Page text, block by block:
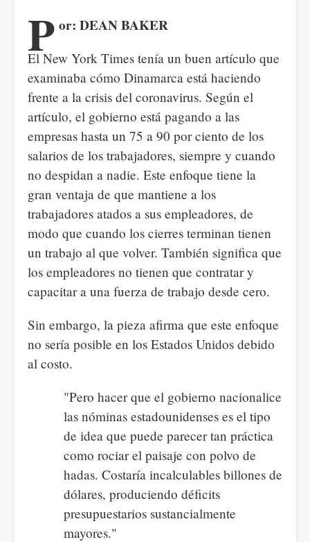
P or: DEAN BAKER
El New York Times tenía un buen artículo que
examinaba cómo Dinamarca está haciendo
frente a la crisis del coronavirus. Según el
artículo, el gobierno está pagando a las
empresas hasta un 75 a 90 por ciento de los
salarios de los trabajadores, siempre y cuando
no despidan a nadie. Este enfoque tiene la
gran ventaja de que mantiene a los
trabajadores atados a sus empleadores, de
modo que cuando los cierres terminan tienen
un trabajo al que volver. También significa que
los empleadores no tienen que contratar y
capacitar a una fuerza de trabajo desde cero.
Sin embargo, la pieza afirma que este enfoque
no sería posible en los Estados Unidos debido
al costo.
"Pero hacer que el gobierno nacionalice
las nóminas estadounidenses es el tipo
de idea que puede parecer tan práctica
como rociar el paisaje con polvo de
hadas. Costaría incalculables billones de
dólares, produciendo déficits
presupuestarios sustancialmente
mayores."